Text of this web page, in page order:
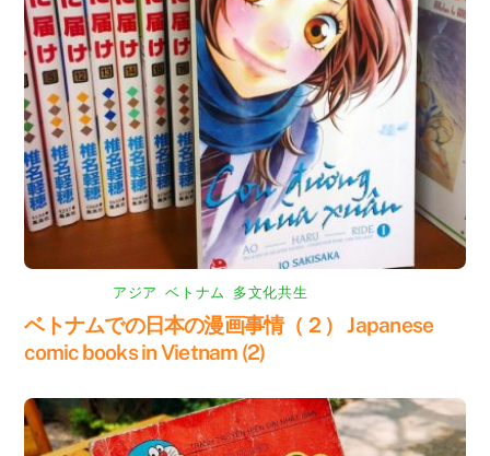
アジア ,ベトナム 多文化共生
ベトナムでの日本の漫画事情（２） Japanese
comic books in Vietnam (2)